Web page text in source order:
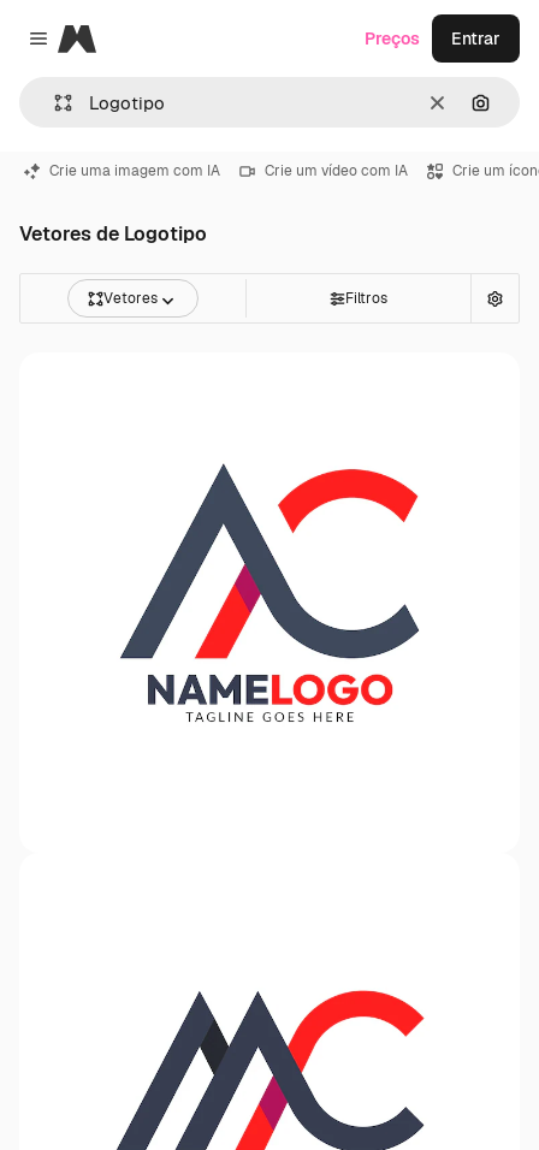
Close menu
Magnific
Limpar
Preços Entrar
Crie uma imagem com IA Crie um vídeo com IA Crie um
Vetores de Logotipo
Vetores Filtros